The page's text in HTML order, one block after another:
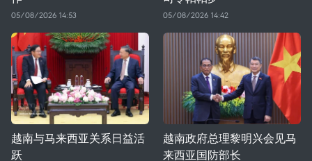
05/08/2026 14:53 05/08/2026 14:42
越南与马来西亚关系日益活
跃
越南政府总理黎明兴会见马
来西亚国防部长